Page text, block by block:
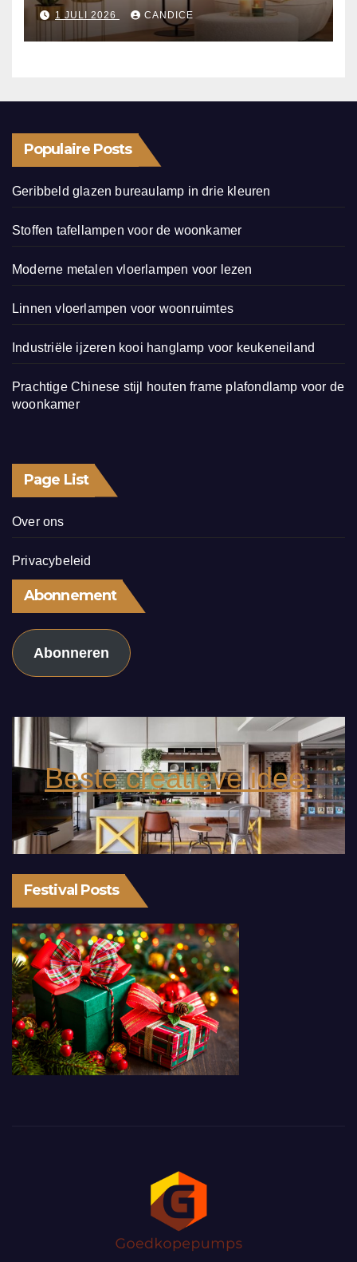
1 JULI 2026 CANDICE
Populaire Posts
Geribbeld glazen bureaulamp in drie kleuren
Stoffen tafellampen voor de woonkamer
Moderne metalen vloerlampen voor lezen
Linnen vloerlampen voor woonruimtes
Industriële ijzeren kooi hanglamp voor keukeneiland
Prachtige Chinese stijl houten frame plafondlamp voor de
woonkamer
Page List
Over ons
Privacybeleid
Abonnement
Abonneren
Beste creatieve idee.
Festival Posts